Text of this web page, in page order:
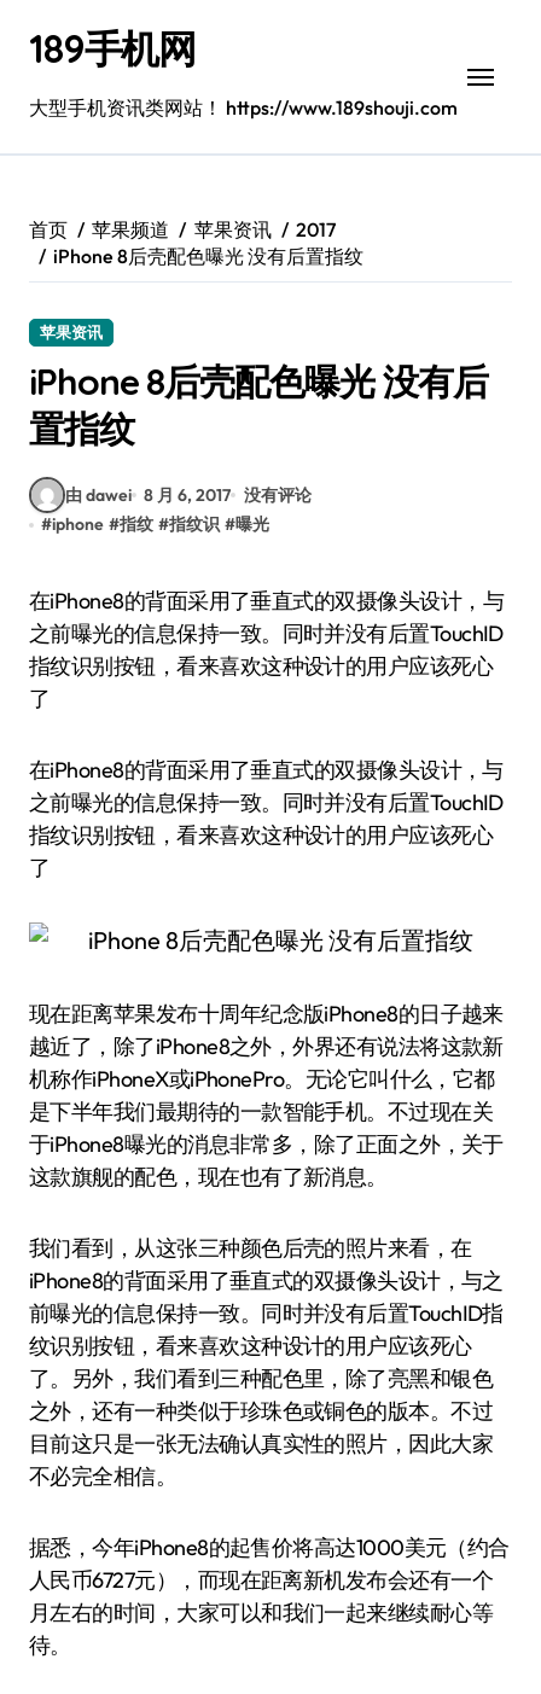
189手机网
大型手机资讯类网站！ https://www.189shouji.com
首页 苹果频道 苹果资讯
2017
iPhone 8后壳配色曝光 没有后置指纹
苹果资讯
iPhone 8后壳配色曝光 没有后
置指纹
由 dawei 8 月 6, 2017 没有评论
#iphone #指纹 #指纹识 #曝光
在iPhone8的背面采用了垂直式的双摄像头设计，与
之前曝光的信息保持一致。同时并没有后置TouchID
指纹识别按钮，看来喜欢这种设计的用户应该死心
了
在iPhone8的背面采用了垂直式的双摄像头设计，与
之前曝光的信息保持一致。同时并没有后置TouchID
指纹识别按钮，看来喜欢这种设计的用户应该死心
了
现在距离苹果发布十周年纪念版iPhone8的日子越来
越近了，除了iPhone8之外，外界还有说法将这款新
机称作iPhoneX或iPhonePro。无论它叫什么，它都
是下半年我们最期待的一款智能手机。不过现在关
于iPhone8曝光的消息非常多，除了正面之外，关于
这款旗舰的配色，现在也有了新消息。
我们看到，从这张三种颜色后壳的照片来看，在
iPhone8的背面采用了垂直式的双摄像头设计，与之
前曝光的信息保持一致。同时并没有后置TouchID指
纹识别按钮，看来喜欢这种设计的用户应该死心
了。另外，我们看到三种配色里，除了亮黑和银色
之外，还有一种类似于珍珠色或铜色的版本。不过
目前这只是一张无法确认真实性的照片，因此大家
不必完全相信。
据悉，今年iPhone8的起售价将高达1000美元（约合
人民币6727元），而现在距离新机发布会还有一个
月左右的时间，大家可以和我们一起来继续耐心等
待。